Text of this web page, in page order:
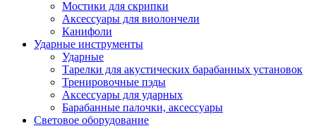
Мостики для скрипки
Аксессуары для виолончели
Канифоли
Ударные инструменты
Ударные
Тарелки для акустических барабанных установок
Тренировочные пэды
Аксессуары для ударных
Барабанные палочки, аксессуары
Световое оборудование